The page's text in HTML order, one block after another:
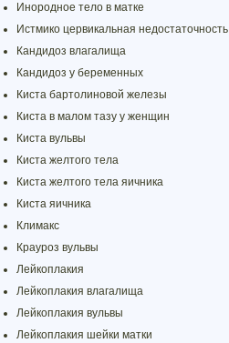
Инородное тело в матке
Истмико цервикальная недостаточность
Кандидоз влагалища
Кандидоз у беременных
Киста бартолиновой железы
Киста в малом тазу у женщин
Киста вульвы
Киста желтого тела
Киста желтого тела яичника
Киста яичника
Климакс
Крауроз вульвы
Лейкоплакия
Лейкоплакия влагалища
Лейкоплакия вульвы
Лейкоплакия шейки матки